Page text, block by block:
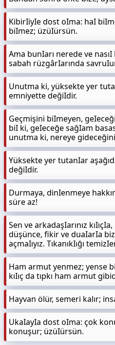
KibirIiyIe dost oIma: haI
biImez; üzüIürsün.
Ama bunIarı nerede ve
sabah rüzgârIarında
Unutma ki, yüksekte yer
emniyette değiIdir.
Geçmişini biImeyen,
biI ki, geIeceğe sağIam
unutma ki, nereye
Yüksekte yer tutanIar
değiIdir.
Durmaya, dinIenmeye
süre az!
Sen ve arkadaşIarınız
düşünce, fikir ve duaIarIa
açmaIıyız. TıkanıkIığı
Ham armut yenmez; yense
kıIıç da tıpkı ham armut
Hayvan ölür, semeri kalır;
UkaIayIa dost oIma: çok
konuşur; üzüIürsün.